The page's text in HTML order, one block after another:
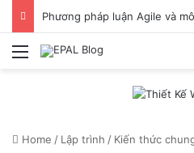
Menu
Home / Lập trình / Kiến thức